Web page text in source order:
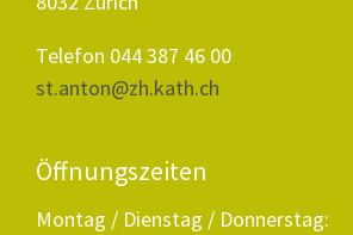
Telefon 044 387 46 00
st.anton@zh.kath.ch
Öffnungszeiten
Montag / Dienstag / Donnerstag: